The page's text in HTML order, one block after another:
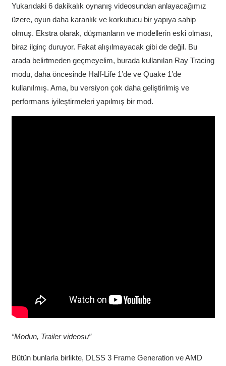
Yukarıdaki 6 dakikalık oynanış videosundan anlayacağımız
üzere, oyun daha karanlık ve korkutucu bir yapıya sahip
olmuş. Ekstra olarak, düşmanların ve modellerin eski olması,
biraz ilginç duruyor. Fakat alışılmayacak gibi de değil. Bu
arada belirtmeden geçmeyelim, burada kullanılan Ray Tracing
modu, daha öncesinde Half-Life 1’de ve Quake 1’de
kullanılmış. Ama, bu versiyon çok daha geliştirilmiş ve
performans iyileştirmeleri yapılmış bir mod.
“Modun, Trailer videosu”
Bütün bunlarla birlikte, DLSS 3 Frame Generation ve AMD